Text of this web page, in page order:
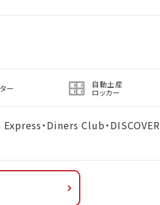
ー 自動土産
ロッカー
Express・Diners Club・DISCOVER